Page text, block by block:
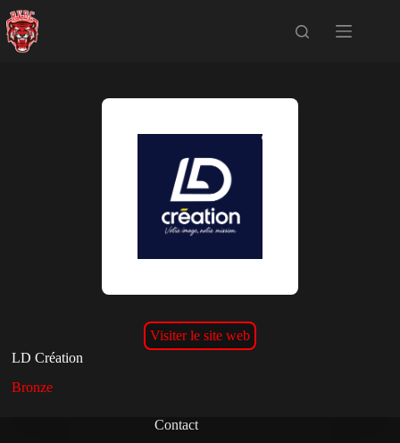
Passer
au
contenu
Visiter le site web
LD Création
Bronze
Contact